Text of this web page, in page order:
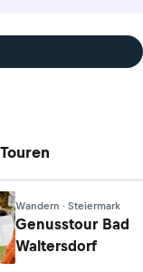
Wandern · Steiermark
Genusstour Bad
Waltersdorf